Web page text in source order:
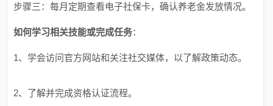
步骤三：每月定期查看电子社保卡，确认养老金发放情况。
如何学习相关技能或完成任务：
1、学会访问官方网站和关注社交媒体，以了解政策动态。
2、了解并完成资格认证流程。